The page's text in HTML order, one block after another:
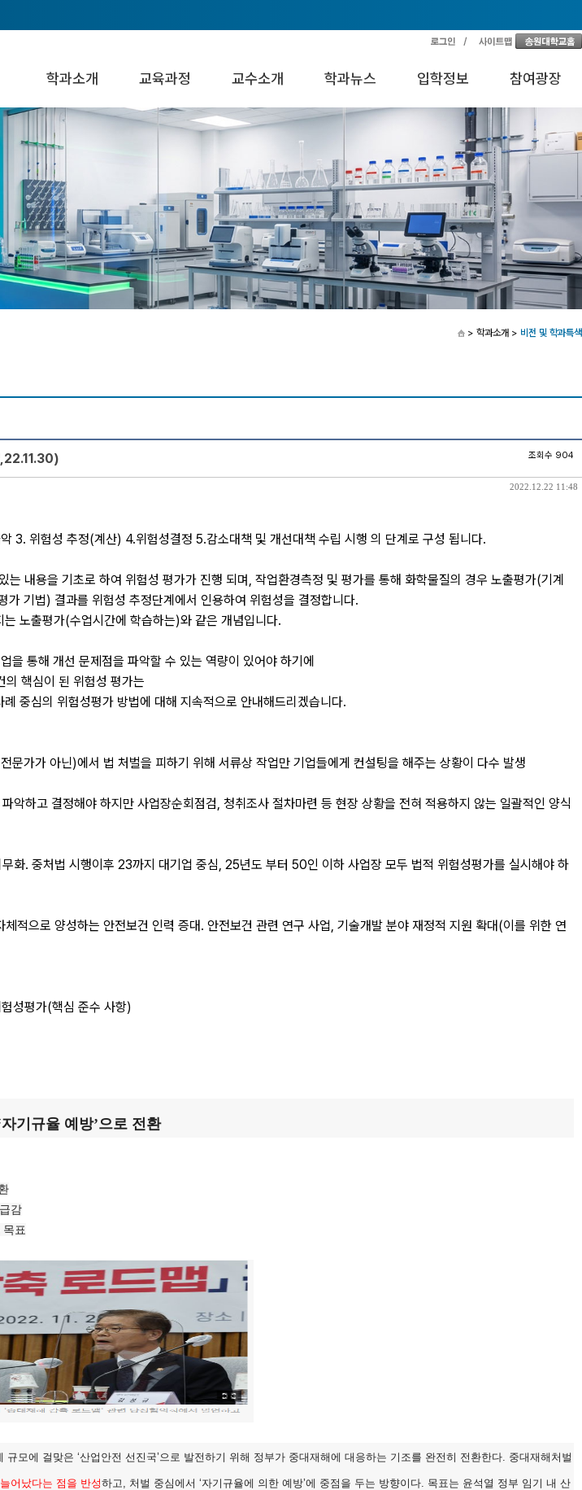
학과소개 교육과정 교수소개 학과뉴스 입학정보 참여광장
> 학과소개 > 비전 및 학과특색
,22.11.30) 조회수 904
2022.12.22 11:48
3. 위험성 추정(계산) 4.위험성결정 5.감소대책 및 개선대책 수립 시행 의 단계로 구성 됩니다.
는 내용을 기초로 하여 위험성 평가가 진행 되며, 작업환경측정 및 평가를 통해 화학물질의 경우 노출평가(기계
기법) 결과를 위험성 추정단계에서 인용하여 위험성을 결정합니다.
노출평가(수업시간에 학습하는)와 같은 개념입니다.
을 통해 개선 문제점을 파악할 수 있는 역량이 있어야 하기에
의 핵심이 된 위험성 평가는
중심의 위험성평가 방법에 대해 지속적으로 안내해드리겠습니다.
문가가 아닌)에서 법 처벌을 피하기 위해 서류상 작업만 기업들에게 컨설팅을 해주는 상황이 다수 발생
악하고 결정해야 하지만 사업장순회점검, 청취조사 절차마련 등 현장 상황을 전혀 적용하지 않는 일괄적인 양식
화. 중처법 시행이후 23까지 대기업 중심, 25년도 부터 50인 이하 사업장 모두 법적 위험성평가를 실시해야 하
적으로 양성하는 안전보건 인력 증대. 안전보건 관련 연구 사업, 기술개발 분야 재정적 지원 확대(이를 위한 연
성평가(핵심 준수 사항)
기규율 예방’으로 전환
감
표
모에 걸맞은 ‘산업안전 선진국’으로 발전하기 위해 정부가 중대재해에 대응하는 기조를 완전히 전환한다. 중대재해처벌
어났다는 점을 반성하고, 처벌 중심에서 ‘자기규율에 의한 예방’에 중점을 두는 방향이다. 목표는 윤석열 정부 임기 내 산